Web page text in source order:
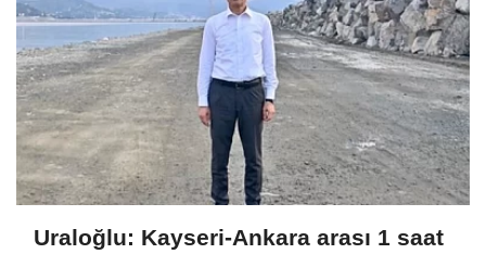
Uraloğlu: Kayseri-Ankara arası 1 saat